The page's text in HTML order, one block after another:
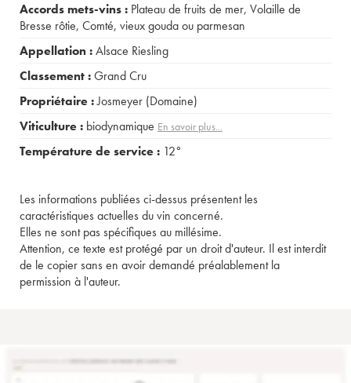
Accords mets-vins : Plateau de fruits de mer, Volaille de
Bresse rôtie, Comté, vieux gouda ou parmesan
Appellation :Alsace Riesling
Classement :Grand Cru
Propriétaire :Josmeyer (Domaine)
Viticulture : biodynamique En savoir plus...
Température de service : 12°
Les informations publiées ci-dessus présentent les
caractéristiques actuelles du vin concerné.
Elles ne sont pas spécifiques au millésime.
Attention, ce texte est protégé par un droit d'auteur. Il est interdit
de le copier sans en avoir demandé préalablement la
permission à l'auteur.